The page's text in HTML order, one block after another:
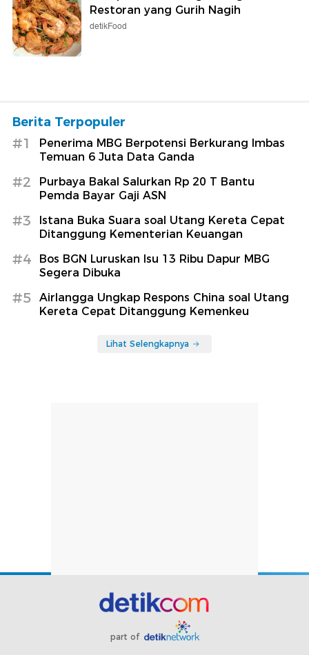
Restoran yang Gurih Nagih
detikFood
Berita Terpopuler
#1
Penerima MBG Berpotensi Berkurang Imbas
Temuan 6 Juta Data Ganda
#2
Purbaya Bakal Salurkan Rp 20 T Bantu
Pemda Bayar Gaji ASN
#3
Istana Buka Suara soal Utang Kereta Cepat
Ditanggung Kementerian Keuangan
#4
Bos BGN Luruskan Isu 13 Ribu Dapur MBG
Segera Dibuka
#5
Airlangga Ungkap Respons China soal Utang
Kereta Cepat Ditanggung Kemenkeu
Lihat Selengkapnya
part of